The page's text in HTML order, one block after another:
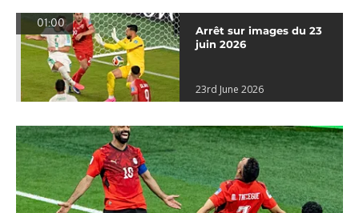
01:00
Arrêt sur images du 23
juin 2026
23rd June 2026